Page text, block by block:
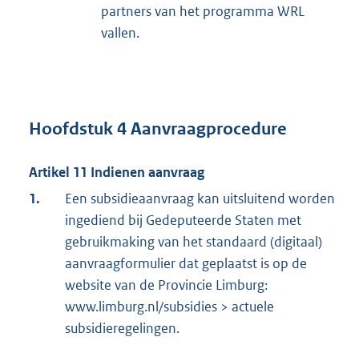
partners van het programma WRL
vallen.
Hoofdstuk 4 Aanvraagprocedure
Artikel 11 Indienen aanvraag
1.
Een subsidieaanvraag kan uitsluitend worden
ingediend bij Gedeputeerde Staten met
gebruikmaking van het standaard (digitaal)
aanvraagformulier dat geplaatst is op de
website van de Provincie Limburg:
www.limburg.nl/subsidies > actuele
subsidieregelingen.